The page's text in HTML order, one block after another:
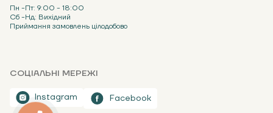
Пн -Пт: 9:00 - 18:00
Сб -Нд: Вихідний
Приймання замовлень цілодобово
СОЦІАЛЬНІ МЕРЕЖІ
Instagram Facebook